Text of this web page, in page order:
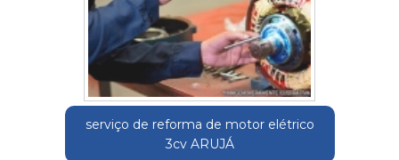
serviço de reforma de motor elétrico
3cv ARUJÁ